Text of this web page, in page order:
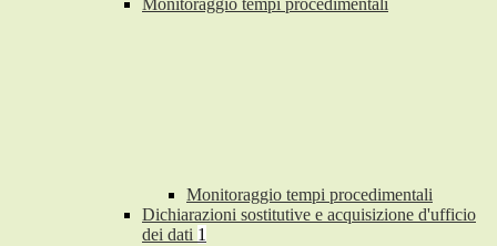
Monitoraggio tempi procedimentali
Monitoraggio tempi procedimentali
Dichiarazioni sostitutive e acquisizione d'ufficio
dei dati 1